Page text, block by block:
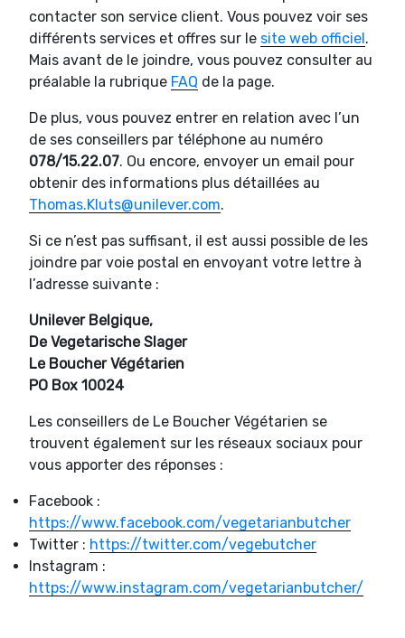
contacter son service client. Vous pouvez voir ses
différents services et offres sur le site web officiel.
Mais avant de le joindre, vous pouvez consulter au
préalable la rubrique FAQ de la page.
De plus, vous pouvez entrer en relation avec l’un
de ses conseillers par téléphone au numéro
078/15.22.07. Ou encore, envoyer un email pour
obtenir des informations plus détaillées au
Thomas.Kluts@unilever.com.
Si ce n’est pas suffisant, il est aussi possible de les
joindre par voie postal en envoyant votre lettre à
l’adresse suivante :
Unilever Belgique,
De Vegetarische Slager
Le Boucher Végétarien
PO Box 10024
Les conseillers de Le Boucher Végétarien se
trouvent également sur les réseaux sociaux pour
vous apporter des réponses :
Facebook :
https://www.facebook.com/vegetarianbutcher
Twitter : https://twitter.com/vegebutcher
Instagram :
https://www.instagram.com/vegetarianbutcher/